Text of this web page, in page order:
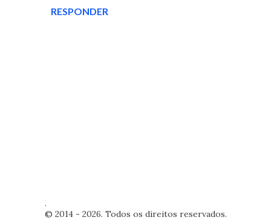
RESPONDER
.
© 2014 - 2026. Todos os direitos reservados.